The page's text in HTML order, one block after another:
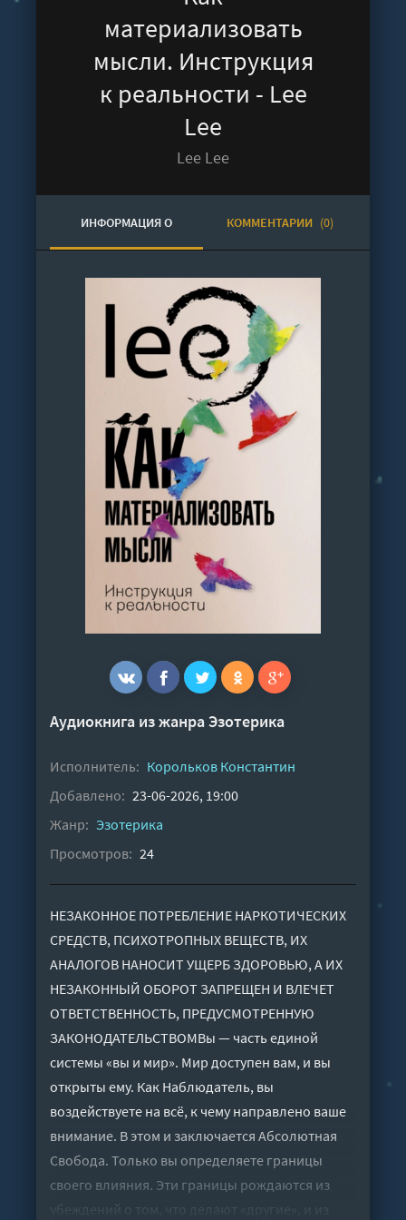
материализовать
мысли. Инструкция
к реальности - Lee
Lee
Lee Lee
ИНФОРМАЦИЯ О
АУДИОКНИГЕ
КОММЕНТАРИИ (0)
Аудиокнига из жанраЭзотерика
Исполнитель: Корольков Константин
Добавлено: 23-06-2026, 19:00
Жанр: Эзотерика
Просмотров: 24
НЕЗАКОННОЕ ПОТРЕБЛЕНИЕ НАРКОТИЧЕСКИХ
СРЕДСТВ, ПСИХОТРОПНЫХ ВЕЩЕСТВ, ИХ
АНАЛОГОВ НАНОСИТ УЩЕРБ ЗДОРОВЬЮ, А ИХ
НЕЗАКОННЫЙ ОБОРОТ ЗАПРЕЩЕН И ВЛЕЧЕТ
ОТВЕТСТВЕННОСТЬ, ПРЕДУСМОТРЕННУЮ
ЗАКОНОДАТЕЛЬСТВОМВы — часть единой
системы «вы и мир». Мир доступен вам, и вы
открыты ему. Как Наблюдатель, вы
воздействуете на всё, к чему направлено ваше
внимание. В этом и заключается Абсолютная
Свобода. Только вы определяете границы
своего влияния. Эти границы рождаются из
убеждений о том, что делают «другие», и из